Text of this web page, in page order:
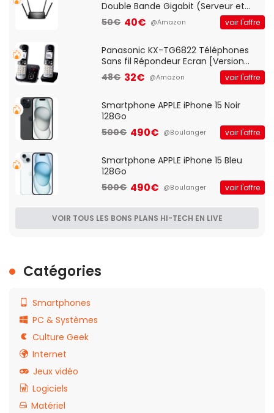
Double Bande Gigabit (Serveur et
Client VPN, Triple Vlan, Mode Point
d'accès et Bridge, contrôle Parental,
50€ 40€ @Amazon voir l'offre
Panasonic KX-TG6822 Téléphones
Sans fil Répondeur Ecran [Version
Française]
48€ 32€ @Amazon voir l'offre
Smartphone APPLE iPhone 15 Noir
128Go
500€ 490€ @Boulanger voir l'offre
Smartphone APPLE iPhone 15 Bleu
128Go
500€ 490€ @Boulanger voir l'offre
VOIR TOUS LES BONS PLANS HI-TECH EN LIVE
Catégories
Smartphones
PC & Systèmes
Culture Geek
Internet
Jeux vidéo
Logiciels
Matériel